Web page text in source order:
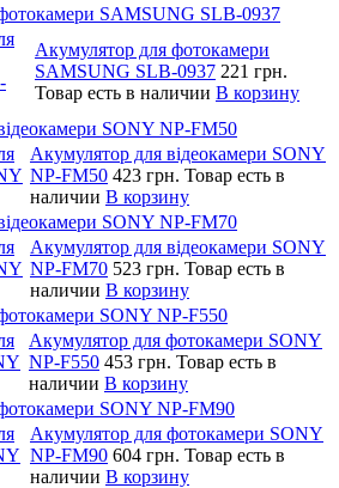
SAMSUNG SLB-0937
Акумулятор для фотокамери
SAMSUNG SLB-0937 221 грн.
Товар есть в наличии В корзину
SONY NP-FM50
Акумулятор для відеокамери SONY
NP-FM50 423 грн. Товар есть в
наличии В корзину
SONY NP-FM70
Акумулятор для відеокамери SONY
NP-FM70 523 грн. Товар есть в
наличии В корзину
SONY NP-F550
Акумулятор для фотокамери SONY
NP-F550 453 грн. Товар есть в
наличии В корзину
SONY NP-FM90
Акумулятор для фотокамери SONY
NP-FM90 604 грн. Товар есть в
наличии В корзину